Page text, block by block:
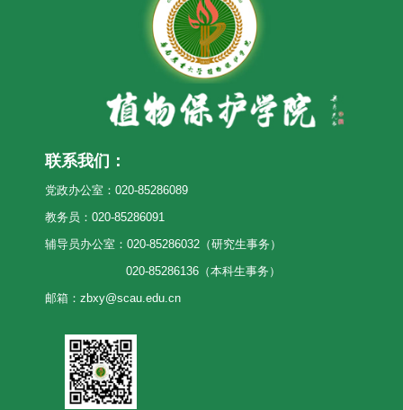
联系我们：
党政办公室：020-85286089
教务员：020-85286091
辅导员办公室：020-85286032（研究生事务）
020-85286136（本科生事务）
邮箱：zbxy@scau.edu.cn